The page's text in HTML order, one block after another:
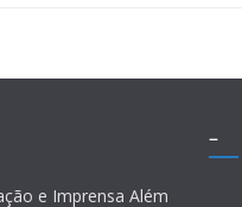
e Imprensa Além
–